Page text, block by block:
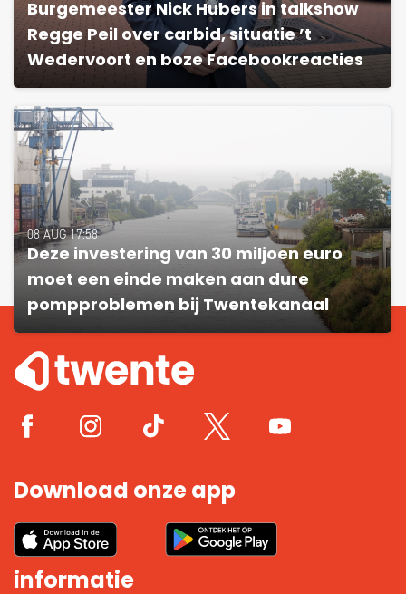
Burgemeester Nick Hubers in talkshow
Regge Peil over carbid, situatie ’t
Wedervoort en boze Facebookreacties
08 AUG 17:58
Deze investering van 30 miljoen euro
moet een einde maken aan dure
pompproblemen bij Twentekanaal
Download onze app
informatie